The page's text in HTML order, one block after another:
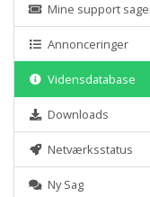
Mine support
Annonceringer
Vidensdatabase
Downloads
Netværksstatus
Ny Sag